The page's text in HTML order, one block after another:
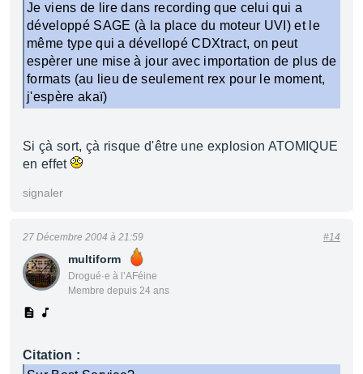
Je viens de lire dans recording que celui qui a
développé SAGE (à la place du moteur UVI) et le
même type qui a dévellopé CDXtract, on peut
espèrer une mise à jour avec importation de plus de
formats (au lieu de seulement rex pour le moment,
j'espère akaï)
Si çà sort, çà risque d'être une explosion ATOMIQUE
en effet
signaler
multiform
Drogué·e à l’AFéine
Membre depuis 24 ans
27 Décembre 2004 à 21:59 #14
Citation :